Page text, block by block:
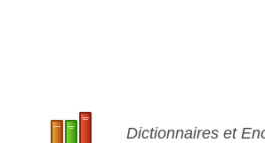
Dictionnaires et